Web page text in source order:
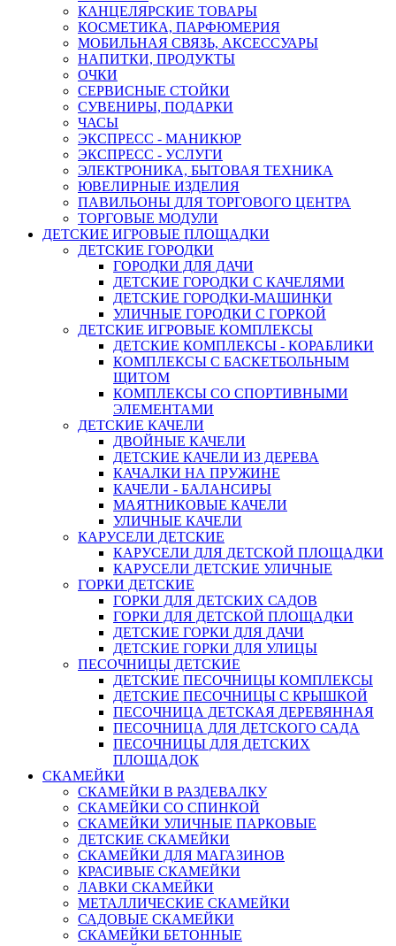
КАНЦЕЛЯРСКИЕ ТОВАРЫ
КОСМЕТИКА, ПАРФЮМЕРИЯ
МОБИЛЬНАЯ СВЯЗЬ, АКСЕССУАРЫ
НАПИТКИ, ПРОДУКТЫ
ОЧКИ
СЕРВИСНЫЕ СТОЙКИ
СУВЕНИРЫ, ПОДАРКИ
ЧАСЫ
ЭКСПРЕСС - МАНИКЮР
ЭКСПРЕСС - УСЛУГИ
ЭЛЕКТРОНИКА, БЫТОВАЯ ТЕХНИКА
ЮВЕЛИРНЫЕ ИЗДЕЛИЯ
ПАВИЛЬОНЫ ДЛЯ ТОРГОВОГО ЦЕНТРА
ТОРГОВЫЕ МОДУЛИ
ДЕТСКИЕ ИГРОВЫЕ ПЛОЩАДКИ
ДЕТСКИЕ ГОРОДКИ
ГОРОДКИ ДЛЯ ДАЧИ
ДЕТСКИЕ ГОРОДКИ С КАЧЕЛЯМИ
ДЕТСКИЕ ГОРОДКИ-МАШИНКИ
УЛИЧНЫЕ ГОРОДКИ С ГОРКОЙ
ДЕТСКИЕ ИГРОВЫЕ КОМПЛЕКСЫ
ДЕТСКИЕ КОМПЛЕКСЫ - КОРАБЛИКИ
КОМПЛЕКСЫ С БАСКЕТБОЛЬНЫМ
ЩИТОМ
КОМПЛЕКСЫ СО СПОРТИВНЫМИ
ЭЛЕМЕНТАМИ
ДЕТСКИЕ КАЧЕЛИ
ДВОЙНЫЕ КАЧЕЛИ
ДЕТСКИЕ КАЧЕЛИ ИЗ ДЕРЕВА
КАЧАЛКИ НА ПРУЖИНЕ
КАЧЕЛИ - БАЛАНСИРЫ
МАЯТНИКОВЫЕ КАЧЕЛИ
УЛИЧНЫЕ КАЧЕЛИ
КАРУСЕЛИ ДЕТСКИЕ
КАРУСЕЛИ ДЛЯ ДЕТСКОЙ ПЛОЩАДКИ
КАРУСЕЛИ ДЕТСКИЕ УЛИЧНЫЕ
ГОРКИ ДЕТСКИЕ
ГОРКИ ДЛЯ ДЕТСКИХ САДОВ
ГОРКИ ДЛЯ ДЕТСКОЙ ПЛОЩАДКИ
ДЕТСКИЕ ГОРКИ ДЛЯ ДАЧИ
ДЕТСКИЕ ГОРКИ ДЛЯ УЛИЦЫ
ПЕСОЧНИЦЫ ДЕТСКИЕ
ДЕТСКИЕ ПЕСОЧНИЦЫ КОМПЛЕКСЫ
ДЕТСКИЕ ПЕСОЧНИЦЫ С КРЫШКОЙ
ПЕСОЧНИЦА ДЕТСКАЯ ДЕРЕВЯННАЯ
ПЕСОЧНИЦА ДЛЯ ДЕТСКОГО САДА
ПЕСОЧНИЦЫ ДЛЯ ДЕТСКИХ
ПЛОЩАДОК
СКАМЕЙКИ
СКАМЕЙКИ В РАЗДЕВАЛКУ
СКАМЕЙКИ СО СПИНКОЙ
СКАМЕЙКИ УЛИЧНЫЕ ПАРКОВЫЕ
ДЕТСКИЕ СКАМЕЙКИ
СКАМЕЙКИ ДЛЯ МАГАЗИНОВ
КРАСИВЫЕ СКАМЕЙКИ
ЛАВКИ СКАМЕЙКИ
МЕТАЛЛИЧЕСКИЕ СКАМЕЙКИ
САДОВЫЕ СКАМЕЙКИ
СКАМЕЙКИ БЕТОННЫЕ